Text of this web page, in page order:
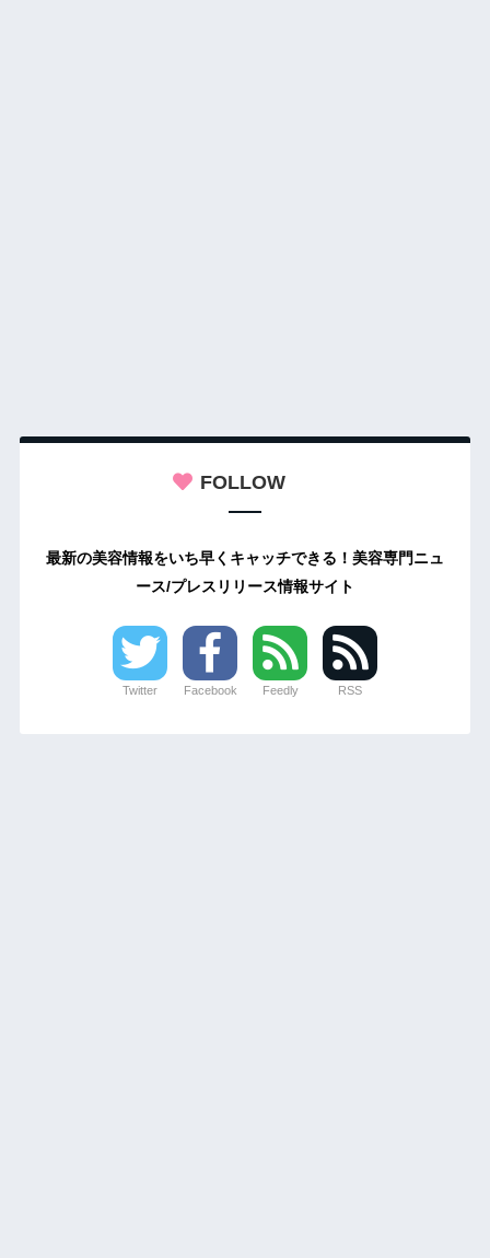
FOLLOW
最新の美容情報をいち早くキャッチできる！美容専門ニュ
ース/プレスリリース情報サイト
Twitter Facebook Feedly RSS